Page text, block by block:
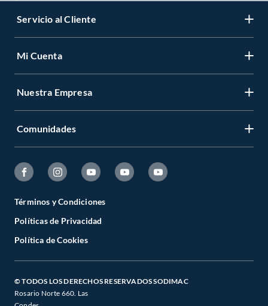
Servicio al Cliente
Mi Cuenta
Nuestra Empresa
Comunidades
Términos y Condiciones
Políticas de Privacidad
Política de Cookies
© TODOS LOS DERECHOS RESERVADOS SODIMAC
Rosario Norte 660. Las